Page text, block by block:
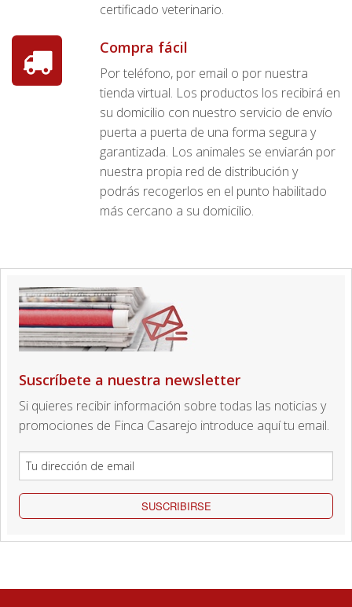
certificado veterinario.
Compra fácil
Por teléfono, por email o por nuestra
tienda virtual. Los productos los recibirá en
su domicilio con nuestro servicio de envío
puerta a puerta de una forma segura y
garantizada. Los animales se enviarán por
nuestra propia red de distribución y
podrás recogerlos en el punto habilitado
más cercano a su domicilio.
Suscríbete a nuestra newsletter
Si quieres recibir información sobre todas las noticias y
promociones de Finca Casarejo introduce aquí tu email.
SUSCRIBIRSE